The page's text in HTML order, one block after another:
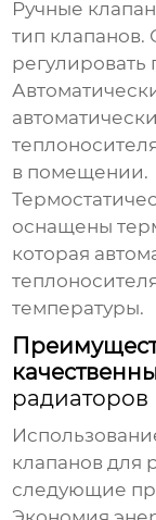
Ручные
тип клапанов.
регулировать
в помещении.
оснащены
которая
температуры.
радиаторов
клапанов для
следующие